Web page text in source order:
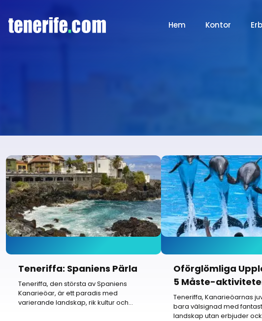
Hem Kontor
Teneriffa: Spaniens Pärla
Teneriffa, den största av Spaniens
Kanarieöar, är ett paradis med
varierande landskap, rik kultur och
Oförglömliga
5 Måste-
Teneriffa
Teneriffa, Kanarieöarnas
bara välsignad med
landskap utan erbjuder